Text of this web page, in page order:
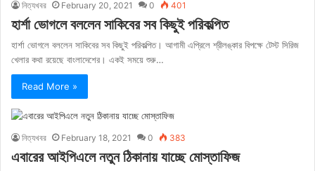
নিত্যখবর February 20, 2021 0 401
হার্শা ভোগলে বললেন সাকিবের সব কিছুই পরিকল্পিত
হার্শা ভোগলে বললেন সাকিবের সব কিছুই পরিকল্পিত। আগামী এপ্রিলে শ্রীলঙ্কার বিপক্ষে টেস্ট সিরিজ
খেলার কথা রয়েছে বাংলাদেশের। একই সময়ে শুরু…
Read More »
নিত্যখবর February 18, 2021 0 383
এবারের আইপিএলে নতুন ঠিকানায় যাচ্ছে মোস্তাফিজ